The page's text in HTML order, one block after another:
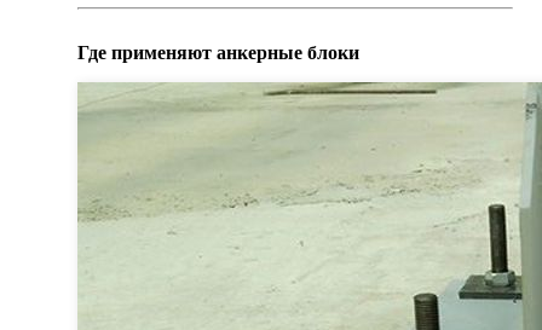
Где применяют анкерные блоки